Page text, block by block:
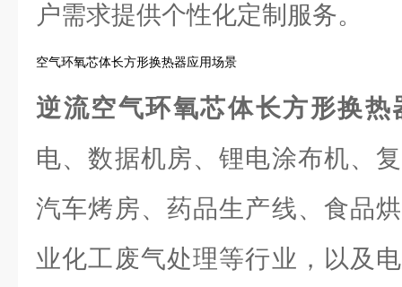
户需求提供个性化定制服务。
空气环氧芯体长方形换热器应用场景
逆流空气环氧芯体长方形换热
电、数据机房、锂电涂布机、
汽车烤房、药品生产线、食品
业化工废气处理等行业，以及